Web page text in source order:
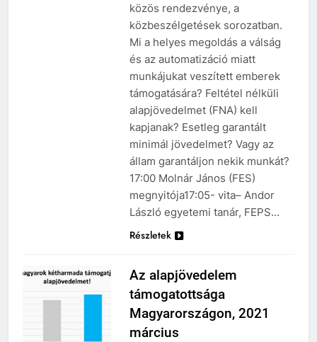
közös rendezvénye, a
közbeszélgetések sorozatban.
Mi a helyes megoldás a válság
és az automatizáció miatt
munkájukat veszített emberek
támogatására? Feltétel nélküli
alapjövedelmet (FNA) kell
kapjanak? Esetleg garantált
minimál jövedelmet? Vagy az
állam garantáljon nekik munkát?
17:00 Molnár János (FES)
megnyitója17:05- vita– Andor
László egyetemi tanár, FEPS…
Részletek
Az alapjövedelem
támogatottsága
Magyarországon, 2021
március